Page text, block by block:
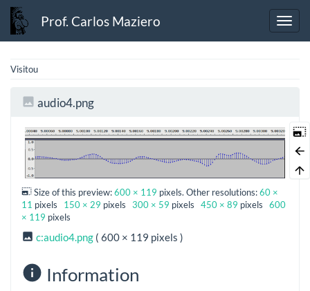
Prof. Carlos Maziero
Visitou
audio4.png
Size of this preview:600 × 119 pixels. Other resolutions:60 ×
11 pixels 150 × 29 pixels 300 × 59 pixels 450 × 89 pixels 600
× 119 pixels
c:audio4.png ( 600 × 119 pixels )
Information